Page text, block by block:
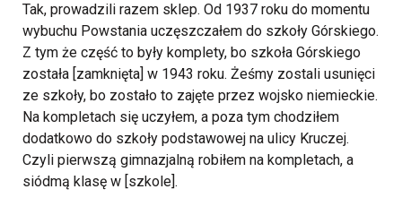
Tak, prowadzili razem sklep. Od 1937 roku do momentu
wybuchu Powstania uczęszczałem do szkoły Górskiego.
Z tym że część to były komplety, bo szkoła Górskiego
została [zamknięta] w 1943 roku. Żeśmy zostali usunięci
ze szkoły, bo zostało to zajęte przez wojsko niemieckie.
Na kompletach się uczyłem, a poza tym chodziłem
dodatkowo do szkoły podstawowej na ulicy Kruczej.
Czyli pierwszą gimnazjalną robiłem na kompletach, a
siódmą klasę w [szkole].